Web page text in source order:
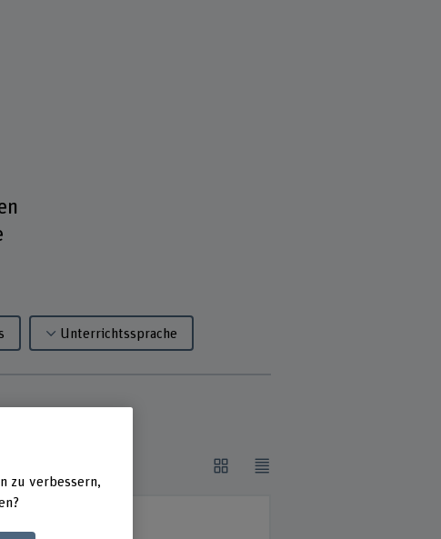
Unterrichtssprache
SAS
zu verbessern,